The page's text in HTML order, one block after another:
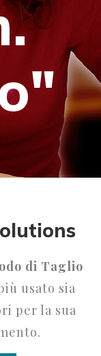
di Taglio
usato sia
per la sua